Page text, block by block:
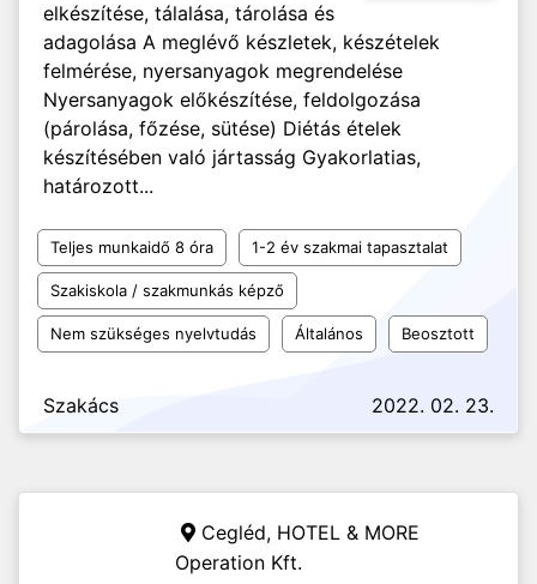
elkészítése, tálalása, tárolása és
adagolása A meglévő készletek, készételek
felmérése, nyersanyagok megrendelése
Nyersanyagok előkészítése, feldolgozása
(párolása, főzése, sütése) Diétás ételek
készítésében való jártasság Gyakorlatias,
határozott...
Teljes munkaidő 8 óra 1-2 év szakmai tapasztalat
Szakiskola / szakmunkás képző
Nem szükséges nyelvtudás Általános Beosztott
Szakács 2022. 02. 23.
Cegléd, HOTEL & MORE
Operation Kft.